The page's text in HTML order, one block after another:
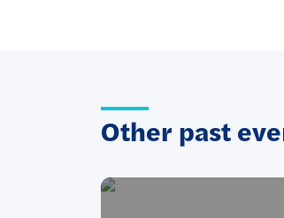
Other past